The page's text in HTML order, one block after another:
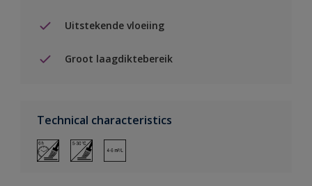
Uitstekende vloeiing
Groot laagdiktebereik
Technical characteristics